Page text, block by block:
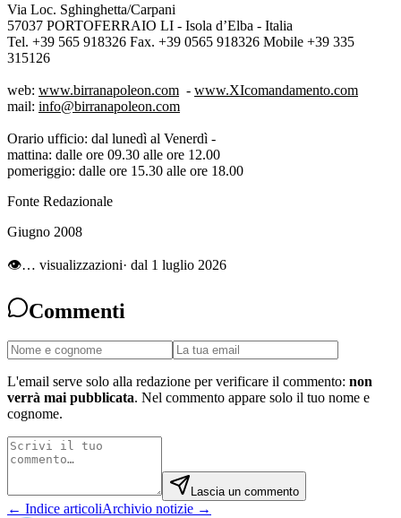
Via Loc. Sghinghetta/Carpani
57037 PORTOFERRAIO LI - Isola d’Elba - Italia
Tel. +39 565 918326 Fax. +39 0565 918326 Mobile +39 335
315126
web: www.birranapoleon.com - www.XIcomandamento.com
mail: info@birranapoleon.com
Orario ufficio: dal lunedì al Venerdì -
mattina: dalle ore 09.30 alle ore 12.00
pomeriggio: dalle ore 15.30 alle ore 18.00
Fonte Redazionale
Giugno 2008
👁… visualizzazioni· dal 1 luglio 2026
Commenti
L'email serve solo alla redazione per verificare il commento: non
verrà mai pubblicata. Nel commento appare solo il tuo nome e
cognome.
Lascia un commento
← Indice articoliArchivio notizie →